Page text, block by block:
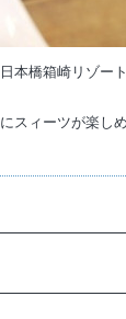
本橋箱崎リゾー
スィーツが楽しめ